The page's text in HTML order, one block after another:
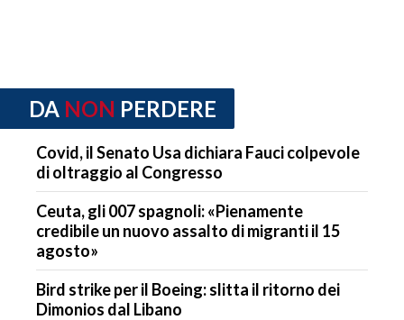
DA NON PERDERE
Covid, il Senato Usa dichiara Fauci colpevole
di oltraggio al Congresso
Ceuta, gli 007 spagnoli: «Pienamente
credibile un nuovo assalto di migranti il 15
agosto»
Bird strike per il Boeing: slitta il ritorno dei
Dimonios dal Libano